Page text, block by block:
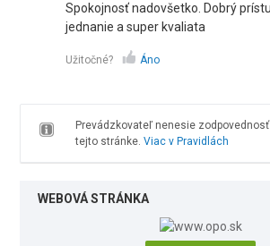
Spokojnosť nadovšetko. Dobrý
jednanie a super kvaliata
Užitočné? Áno
Prevádzkovateľ nenesie
tejto stránke. Viac v Pravidlách
WEBOVÁ STRÁNKA